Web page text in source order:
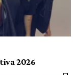
2026